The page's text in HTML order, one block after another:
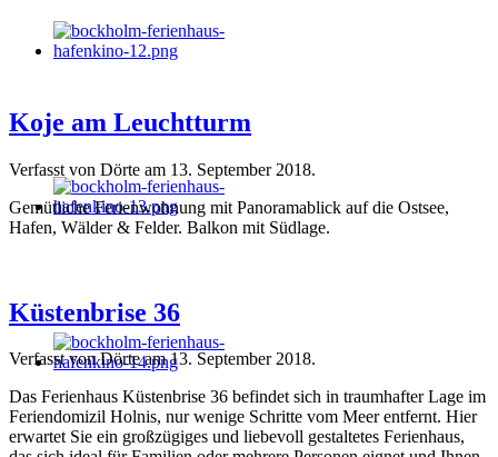
Koje am Leuchtturm
Verfasst von Dörte am 13. September 2018.
Gemütliche Ferienwohnung mit Panoramablick auf die Ostsee,
Hafen, Wälder & Felder. Balkon mit Südlage.
Küstenbrise 36
Verfasst von Dörte am13. September 2018.
Das Ferienhaus Küstenbrise 36 befindet sich in traumhafter Lage im
Feriendomizil Holnis, nur wenige Schritte vom Meer entfernt. Hier
erwartet Sie ein großzügiges und liebevoll gestaltetes Ferienhaus,